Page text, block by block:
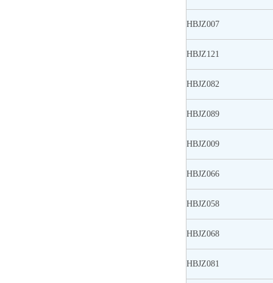
HBJZ007
HBJZ121
HBJZ082
HBJZ089
HBJZ009
HBJZ066
HBJZ058
HBJZ068
HBJZ081